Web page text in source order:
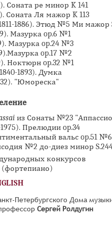
Соната ре минор K 141
Соната Ля мажор K 113
1886). Этюд №5 Ми мажор
Мазурка op.6 №1
Мазурка op.24 №3
op.17 №2
Ноктюрн op.32 №1
1893). Думка
"Юмореска"
из Сонаты №23
1975). Прелюдии op.34
вальс op.51 №6
№2 до-диез минор
конкурсов
(фортепиано)
Петербургского Дома
Сергей Ролдугин